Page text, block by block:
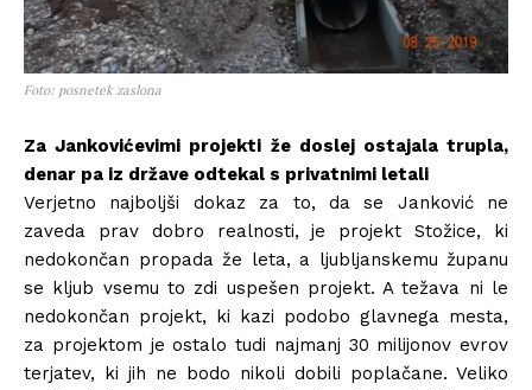
Foto: posnetek zaslona
Za Jankovićevimi projekti že doslej ostajala trupla,
denar pa iz države odtekal s privatnimi letali
Verjetno najboljši dokaz za to, da se Janković ne
zaveda prav dobro realnosti, je projekt Stožice, ki
nedokončan propada že leta, a ljubljanskemu županu
se kljub vsemu to zdi uspešen projekt. A težava ni le
nedokončan projekt, ki kazi podobo glavnega mesta,
za projektom je ostalo tudi najmanj 30 milijonov evrov
terjatev, ki jih ne bodo nikoli dobili poplačane. Veliko